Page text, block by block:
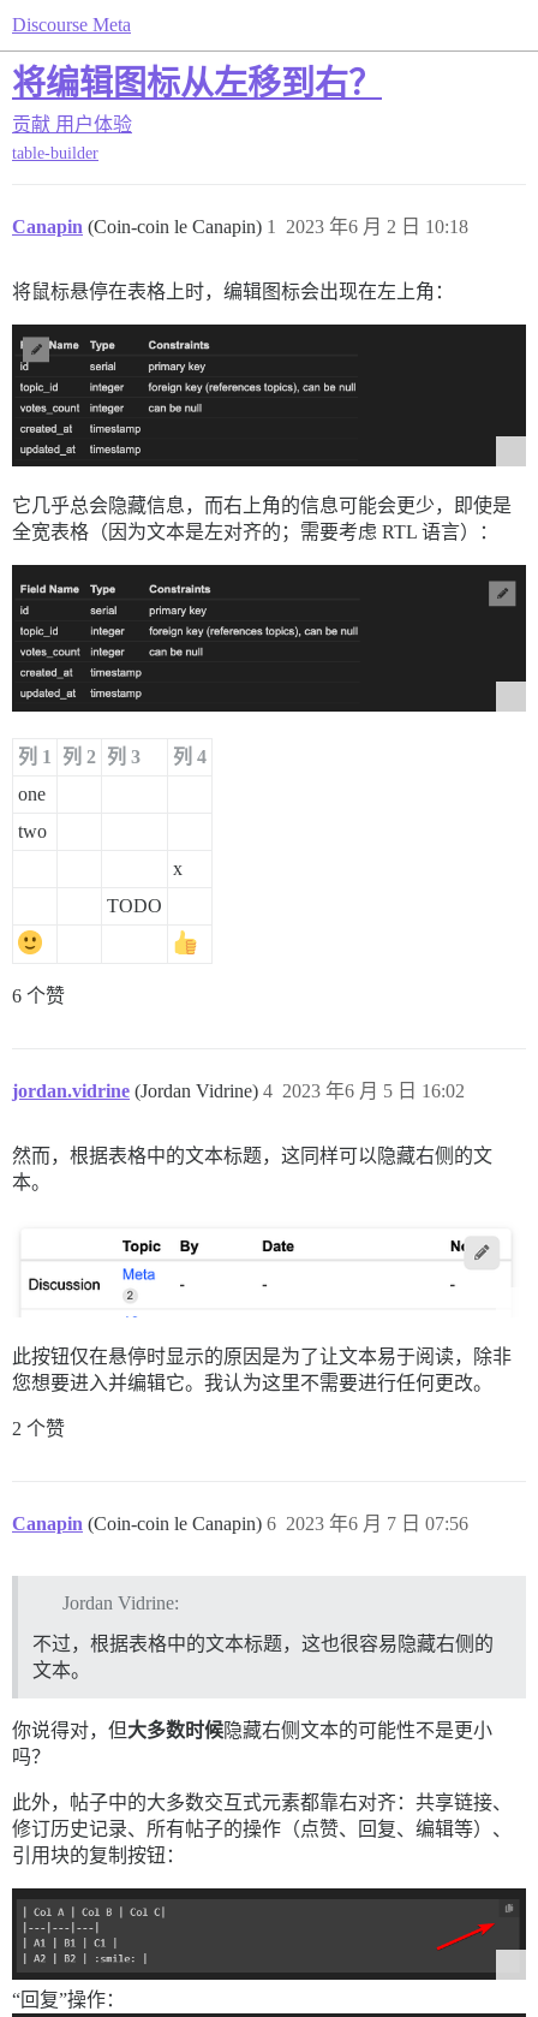
Discourse Meta
将编辑图标从左移到右？
贡献 用户体验
table-builder
Canapin (Coin-coin le Canapin) 2023 年6 月 2 日 10:18
1
将鼠标悬停在表格上时，编辑图标会出现在左上角：
它几乎总会隐藏信息，而右上角的信息可能会更少，即使是
全宽表格（因为文本是左对齐的；需要考虑 RTL 语言）：
列 1 列 2 列 3
列 4
one
two
x
TODO
6 个赞
jordan.vidrine (Jordan Vidrine) 2023 年6 月 5 日 16:02
4
然而，根据表格中的文本标题，这同样可以隐藏右侧的文
本。
此按钮仅在悬停时显示的原因是为了让文本易于阅读，除非
您想要进入并编辑它。我认为这里不需要进行任何更改。
2 个赞
Canapin (Coin-coin le Canapin) 2023 年6 月 7 日 07:56
6
Jordan Vidrine:
不过，根据表格中的文本标题，这也很容易隐藏右侧的
文本。
你说得对，但大多数时候隐藏右侧文本的可能性不是更小
吗？
此外，帖子中的大多数交互式元素都靠右对齐：共享链接、
修订历史记录、所有帖子的操作（点赞、回复、编辑等）、
引用块的复制按钮：
“回复”操作：